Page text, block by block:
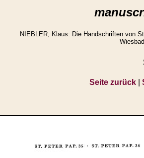
NIEBLER, Klaus: Die Handschriften von
Seite zurück|